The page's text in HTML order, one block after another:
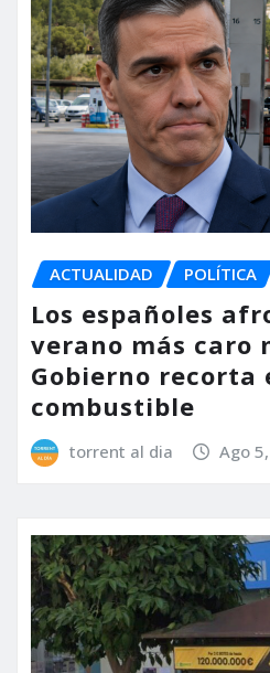
ACTUALIDAD POLÍTICA
Los españoles
verano más caro
Gobierno recorta
combustible
torrent al dia Ago